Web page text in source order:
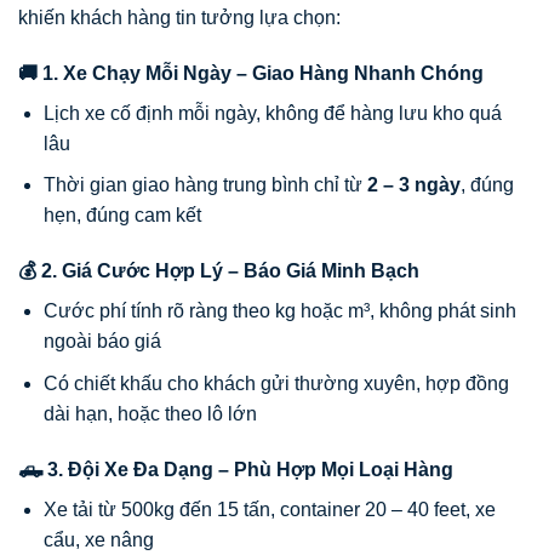
khiến khách hàng tin tưởng lựa chọn:
🚚 1. Xe Chạy Mỗi Ngày – Giao Hàng Nhanh Chóng
Lịch xe cố định mỗi ngày, không để hàng lưu kho quá
lâu
Thời gian giao hàng trung bình chỉ từ 2 – 3 ngày, đúng
hẹn, đúng cam kết
💰 2. Giá Cước Hợp Lý – Báo Giá Minh Bạch
Cước phí tính rõ ràng theo kg hoặc m³, không phát sinh
ngoài báo giá
Có chiết khấu cho khách gửi thường xuyên, hợp đồng
dài hạn, hoặc theo lô lớn
🛻 3. Đội Xe Đa Dạng – Phù Hợp Mọi Loại Hàng
Xe tải từ 500kg đến 15 tấn, container 20 – 40 feet, xe
cẩu, xe nâng